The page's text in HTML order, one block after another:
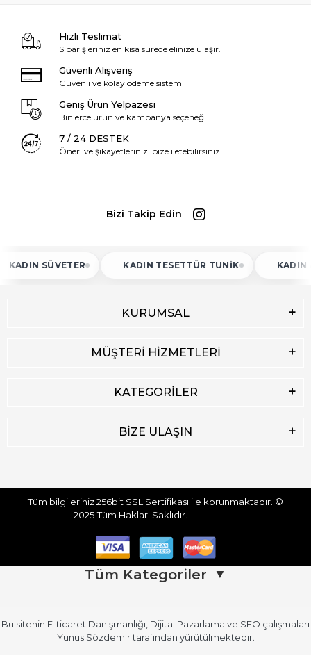
Hızlı Teslimat
Siparişleriniz en kısa sürede elinize ulaşır.
Güvenli Alışveriş
Güvenli ve kolay ödeme sistemi
Geniş Ürün Yelpazesi
Binlerce ürün ve kampanya seçeneği
7 / 24 DESTEK
Öneri ve şikayetlerinizi bize iletebilirsiniz.
Bizi Takip Edin
SÜVETER KADIN TESETTÜR TUNIK KADIN ATLET
KURUMSAL
MÜŞTERİ HİZMETLERİ
KATEGORİLER
BİZE ULAŞIN
Tüm bilgileriniz 256bit SSL Sertifikası ile korunmaktadır. ©
2025Tüm Hakları Saklıdır.
Tüm Kategoriler ▼
Üst Giyim Üst Giyim (Devamı)
Bu sitenin E-ticaret Danışmanlığı Dijital Pazarlama ve SEO çalışmaları
Yunus Sözdemirtarafından yürütülmektedir.